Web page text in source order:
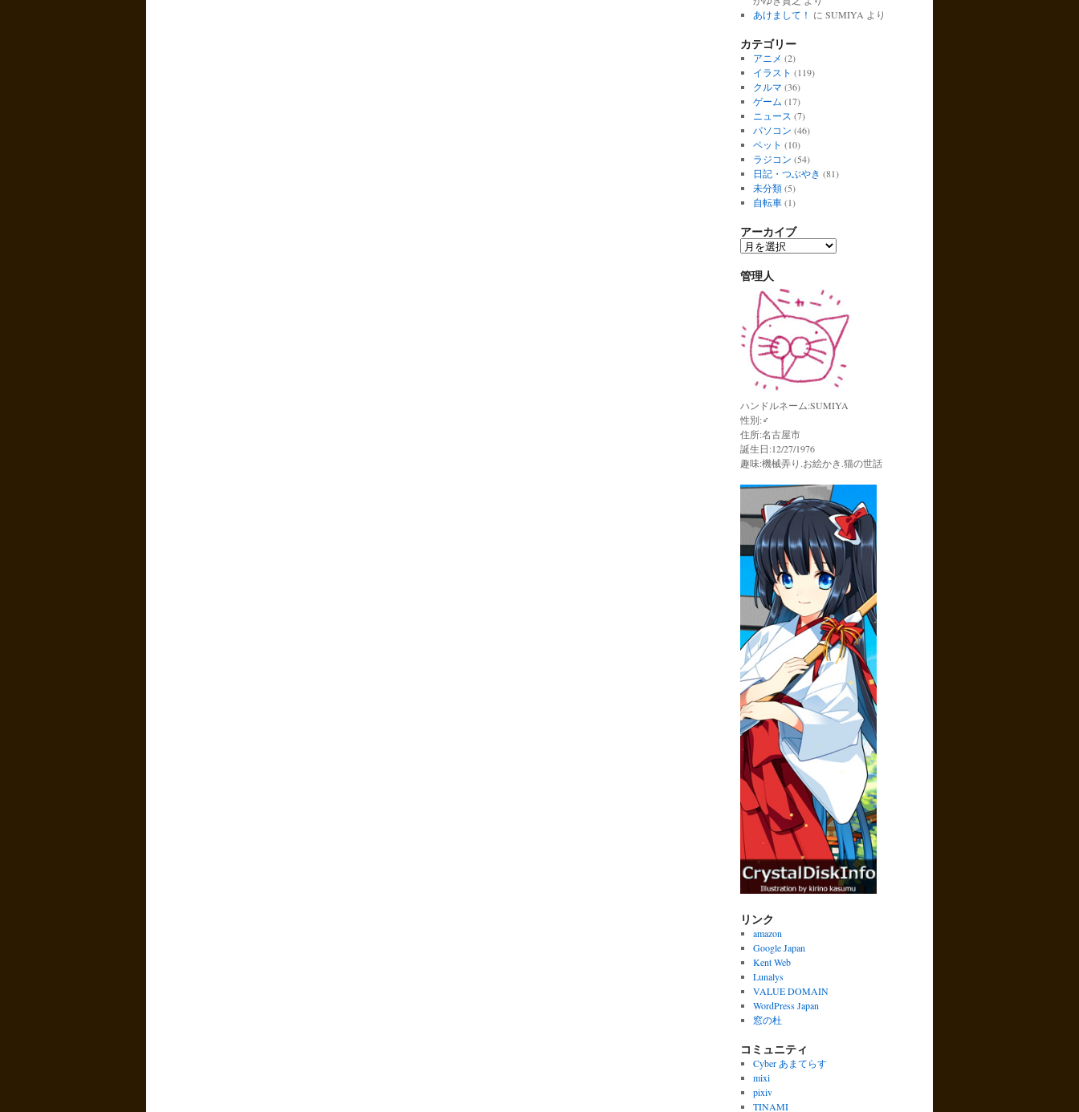
あけまして！ に SUMIYA より
カテゴリー
アニメ (2)
イラスト (119)
クルマ (36)
ゲーム (17)
ニュース (7)
パソコン (46)
ペット (10)
ラジコン (54)
日記・つぶやき (81)
未分類(5)
自転車(1)
アーカイブ
ア
カ
管理人
ハンドルネーム:SUMIYA
性別:♂
住所:名古屋市
誕生日:12/27/1976
趣味:機械弄り.お絵かき.猫の世話
リンク
amazon
Google Japan
Kent Web
Lunalys
VALUE DOMAIN
WordPress Japan
窓の杜
コミュニティ
Cyber あまてらす
mixi
pixiv
TINAMI